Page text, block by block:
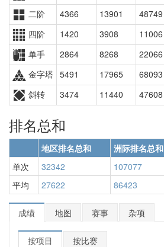
二阶
4366 13901 48749
四阶
1420 3908 11006
单手
2864 8268 22066
金字塔 5491 17965 68093
斜转
3474 11440 47608
排名总和
地区排名总和 洲际排名总和
单次
32342 107077
平均
27622 86423
成绩 地图 赛事 杂项
按项目 按比赛